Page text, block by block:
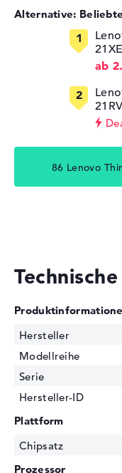
Alternative:
ab
86 Lenovo
Hersteller
Modellreihe
Serie
Hersteller-ID
Plattform
Chipsatz
Prozessor